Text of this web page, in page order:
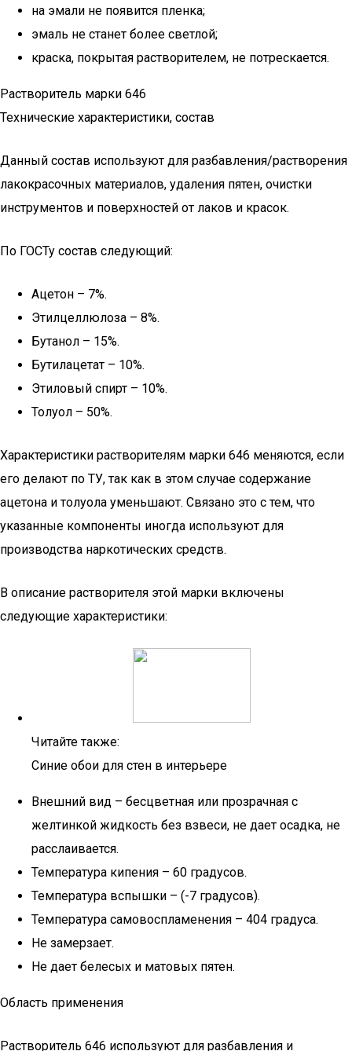
на эмали не появится пленка;
эмаль не станет более светлой;
краска, покрытая растворителем, не потрескается.
Растворитель марки 646
Технические характеристики, состав
Данный состав используют для разбавления/растворения
лакокрасочных материалов, удаления пятен, очистки
инструментов и поверхностей от лаков и красок.
По ГОСТу состав следующий:
Ацетон – 7%.
Этилцеллюлоза – 8%.
Бутанол – 15%.
Бутилацетат – 10%.
Этиловый спирт – 10%.
Толуол – 50%.
Характеристики растворителям марки 646 меняются, если
его делают по ТУ, так как в этом случае содержание
ацетона и толуола уменьшают. Связано это с тем, что
указанные компоненты иногда используют для
производства наркотических средств.
В описание растворителя этой марки включены
следующие характеристики:
Читайте также:
Синие обои для стен в интерьере
Внешний вид – бесцветная или прозрачная с
желтинкой жидкость без взвеси, не дает осадка, не
расслаивается.
Температура кипения – 60 градусов.
Температура вспышки – (-7 градусов).
Температура самовоспламенения – 404 градуса.
Не замерзает.
Не дает белесых и матовых пятен.
Область применения
Растворитель 646 используют для разбавления и